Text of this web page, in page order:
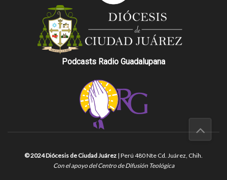
Podcasts Radio Guadalupana
© 2024 Diócesis de Ciudad Juárez | Perú 480 Nte Cd. Juárez, Chih.
Con el apoyo del Centro de Difusión Teológica